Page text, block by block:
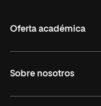
Oferta académica
Másteres Oficiales
Sobre nosotros